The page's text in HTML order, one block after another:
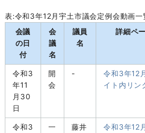
表:令和3年12月宇土市議会定例会動画一
会議
の日
付
会
議
名
議員
名
詳細ペ
令和3
年11
月30
日
開
会
-
令和3年12
イト内リン
令和3
一
藤井
令和3年12